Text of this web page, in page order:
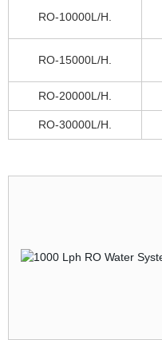
RO-10000L/H.
RO-15000L/H.
RO-20000L/H.
RO-30000L/H.